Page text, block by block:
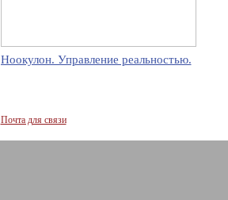
Ноокулон. Управление реальностью.
Почта для связи